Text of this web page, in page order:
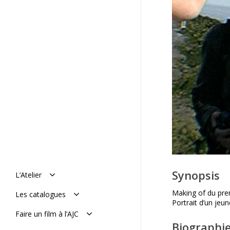
L’Atelier
Manifeste
Histoire : de 1977 à aujourd’hui
L’équipe
Mémoires de l’AJC
Les catalogues
Le catalogue en ligne
Le catalogue vimeo
Faire un film à l’AJC
Synopsis
Making of du
Portrait d’un